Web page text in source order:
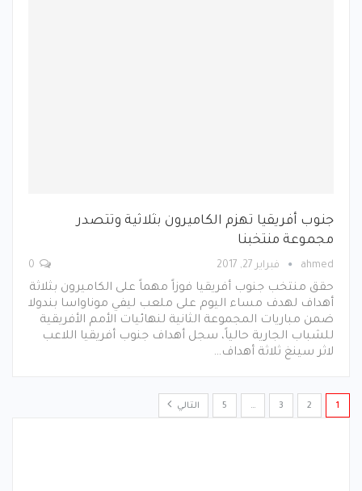
جنوب أفريقيا تهزم الكاميرون بثلاثية وتتصدر
مجموعة منتخبنا
ahmed فبراير 27, 2017
حقق منتخب جنوب أفريقيا فوزاً مهماً على الكاميرون بثلاثة
أهداف لهدف مساء اليوم على ملعب ليفي موناواسا بندولا
ضمن مباريات المجموعة الثانية لنهائيات الأمم الأفريقية
للشباب الجارية حالياً، سجل أهداف جنوب أفريقيا اللاعب
لاثر سينغ ثلاثة أهداف…
1
2
3
…
5 التالي